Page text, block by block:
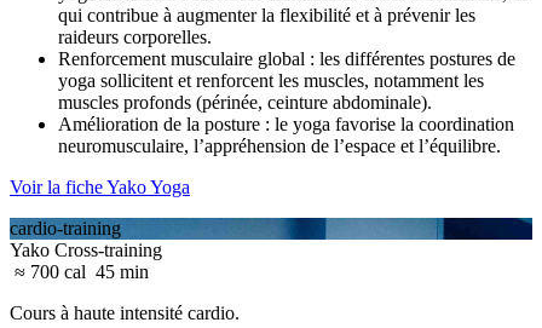
qui contribue à augmenter la flexibilité et à prévenir les
raideurs corporelles.
Renforcement musculaire global : les différentes postures de
yoga sollicitent et renforcent les muscles, notamment les
muscles profonds (périnée, ceinture abdominale).
Amélioration de la posture : le yoga favorise la coordination
neuromusculaire, l’appréhension de l’espace et l’équilibre.
Voir la fiche Yako Yoga
cardio-training
Yako Cross-training
≈ 700 cal 45 min
Cours à haute intensité cardio.